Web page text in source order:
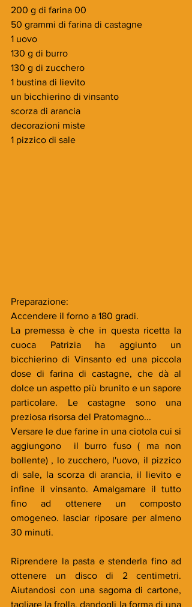
200 g di farina 00
50 grammi di farina di castagne
1 uovo
130 g di burro
130 g di zucchero
1 bustina di lievito
un bicchierino di vinsanto
scorza di arancia
decorazioni miste
1 pizzico di sale
Preparazione:
Accendere il forno a 180 gradi.
La premessa è che in questa ricetta la
cuoca Patrizia ha aggiunto un
bicchierino di Vinsanto ed una piccola
dose di farina di castagne, che dà al
dolce un aspetto più brunito e un sapore
particolare. Le castagne sono una
preziosa risorsa del Pratomagno...
Versare le due farine in una ciotola cui si
aggiungono  il burro fuso ( ma non
bollente) , lo zucchero, l'uovo, il pizzico
di sale, la scorza di arancia, il lievito e
infine il vinsanto. Amalgamare il tutto
fino ad ottenere un composto
omogeneo. lasciar riposare per almeno
30 minuti.
Riprendere la pasta e stenderla fino ad
ottenere un disco di 2 centimetri.
Aiutandosi con una sagoma di cartone,
tagliare la frolla, dandogli la forma di una